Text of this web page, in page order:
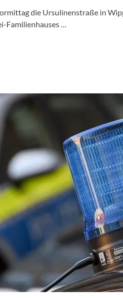
die Ursulinenstraße in
Familienhauses …